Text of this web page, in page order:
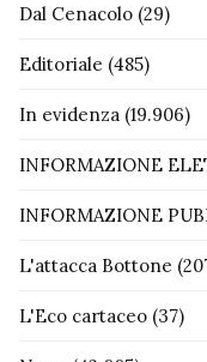
Dal Cenacolo (29)
Editoriale (485)
In evidenza (19.906)
INFORMAZIONE
INFORMAZIONE
L'attacca Bottone
L'Eco cartaceo (37)